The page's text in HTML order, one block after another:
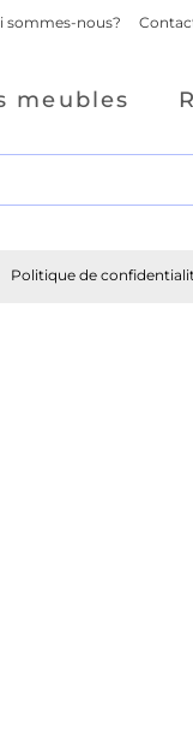
sommes-nous?
meubles
Politique de